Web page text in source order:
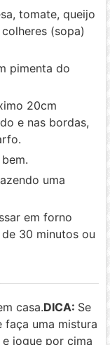
tomate, queijo
(sopa)
pimenta do
20cm
e nas bordas,
uma
em forno
30 minutos ou
casa.DICA: Se
faça uma mistura
jogue por cima